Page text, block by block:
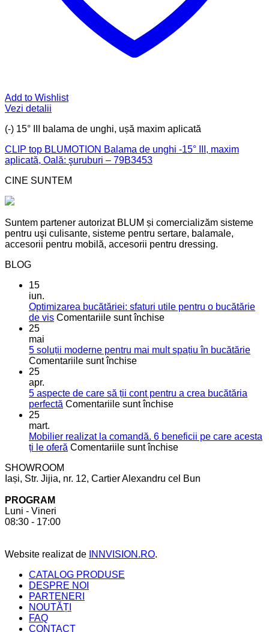
Add to Wishlist
Vezi detalii
(-) 15° III balama de unghi, ușă maxim aplicată
CLIP top BLUMOTION Balama de unghi -15° III, maxim
aplicată, Oală: şuruburi – 79B3453
CINE SUNTEM
Suntem partener autorizat BLUM și comercializăm sisteme
pentru uşi culisante, sisteme pentru sertare, balamale,
accesorii pentru mobilă, accesorii pentru dressing.
BLOG
15
iun.
Optimizarea bucătăriei: sfaturi utile pentru o bucătărie
de vis Comentariile sunt închisepentru
sfaturi
bucătărie
de
25
mai
5 soluții moderne pentru mai mult spațiu în bucătărie
Comentariile sunt închisepentru
moderne
pentru
spațiu
în
25
apr.
5 aspecte de care să ții cont pentru a crea bucătăria
perfectă Comentariile sunt închisepentru
de
care
cont
25
mart.
Mobilier realizat la comandă. 6 beneficii pe care acesta
ți le oferă Comentariile sunt închisepentru
la
SHOWROOM
Iași, Str. Jijia, nr. 12, Cartier Alexandru cel Bun
PROGRAM
Luni - Vineri
08:30 - 17:00
Website realizat de INNVISION.RO.
CATALOG PRODUSE
DESPRE NOI
PARTENERI
NOUTĂȚI
FAQ
CONTACT